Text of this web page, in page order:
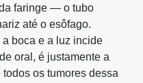
faringe — o tubo
até o esôfago.
boca e a luz incide
oral, é justamente a
os tumores dessa